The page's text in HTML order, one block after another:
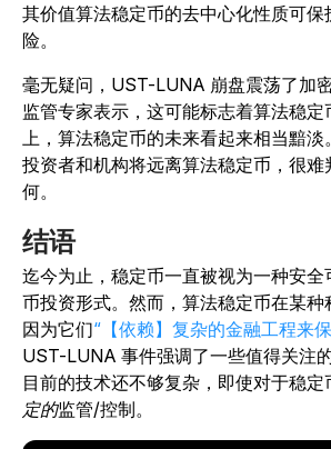
其价值算法稳定币的去中心化性质可保
险。
毫无疑问，UST-LUNA 崩盘震荡了加
监管专家表示，这可能标志着算法稳定
上，算法稳定币的未来看起来相当黯
投资者和机构将远离算法稳定币，很难
何。
结语
迄今为止，稳定币一直被视为一种安
币投资形式。然而，算法稳定币在某种
因为它们“【依赖】复杂的金融工程来
UST-LUNA 事件强调了一些值得关注
目前的技术还不够复杂，即使对于稳
定的监管/控制。